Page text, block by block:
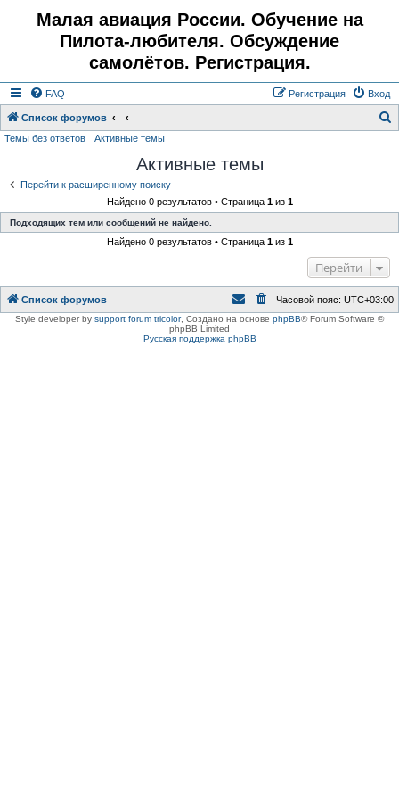
Малая авиация России. Обучение на
Пилота-любителя. Обсуждение
самолётов. Регистрация.
FAQ Вход
Регистрация
Список форумов
Темы без ответов Активные темы
Активные темы
Перейти к расширенному поиску
Найдено 0 результатов • Страница 1из 1
Подходящих тем или сообщений не найдено.
Найдено 0 результатов • Страница 1из 1
Перейти
Список форумов Часовой пояс: UTC+03:00
Style developer by support forum tricolor, Создано на основе phpBB® Forum Software ©
phpBB Limited
Русская поддержка phpBB